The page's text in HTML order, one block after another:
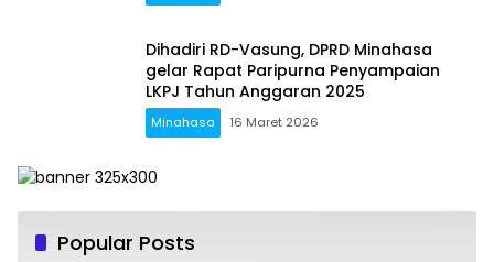
Dihadiri RD-Vasung, DPRD Minahasa
gelar Rapat Paripurna Penyampaian
LKPJ Tahun Anggaran 2025
Minahasa 16 Maret 2026
Popular Posts